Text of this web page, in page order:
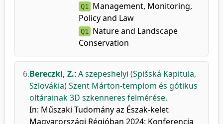
Q1
Management, Monitoring,
Policy and Law
Q1
Nature and Landscape
Conservation
6.Bereczki, Z.: A szepeshelyi (Spišská Kapitula,
Szlovákia) Szent Márton-templom és gótikus
oltárainak 3D szkenneres felmérése.
In: Műszaki Tudomány az Észak-kelet
Magyarországi Régióban 2024: Konferencia